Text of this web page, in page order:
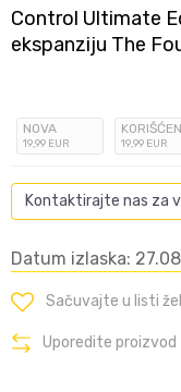
Control Ultimate
ekspanziju The
NOVA
19,99 EUR 19,99 EUR
Kontaktirajte nas za
Datum izlaska:
Sačuvajte u listi
Uporedite proizvod